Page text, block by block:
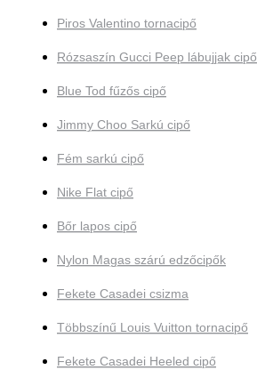
Piros Valentino tornacipő
Rózsaszín Gucci Peep lábujjak cipő
Blue Tod fűzős cipő
Jimmy Choo Sarkú cipő
Fém sarkú cipő
Nike Flat cipő
Bőr lapos cipő
Nylon Magas szárú edzőcipők
Fekete Casadei csizma
Többszínű Louis Vuitton tornacipő
Fekete Casadei Heeled cipő